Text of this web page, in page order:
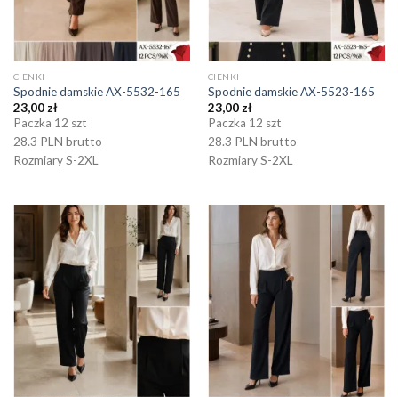
CIENKI
Spodnie damskie AX-5532-165
23,00zł
Paczka 12 szt
28.3 PLN brutto
Rozmiary S-2XL
CIENKI
Spodnie damskie AX-5523-165
23,00zł
Paczka 12 szt
28.3 PLN brutto
Rozmiary S-2XL